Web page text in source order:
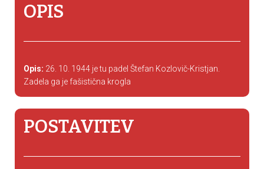
OPIS
Opis: 26. 10. 1944 je tu padel Štefan Kozlovič-Kristjan.
Zadela ga je fašistična krogla
POSTAVITEV